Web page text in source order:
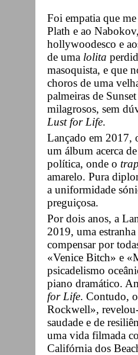
Foi empatia que
Plath e ao
hollywoodesco e
de uma lolita
masoquista, e que
choros de uma
palmeiras de
milagrosos, sem
Lust for Life.
Lançado em 2017,
um álbum acerca
política, onde o trap
amarelo. Pura
a uniformidade
preguiçosa.
Por dois anos, a
2019, uma
compensar por
«Venice Bitch» e
psicadelismo
piano dramático.
for Life. Contudo,
Rockwell»,
saudade e de
uma vida filmada
Califórnia dos